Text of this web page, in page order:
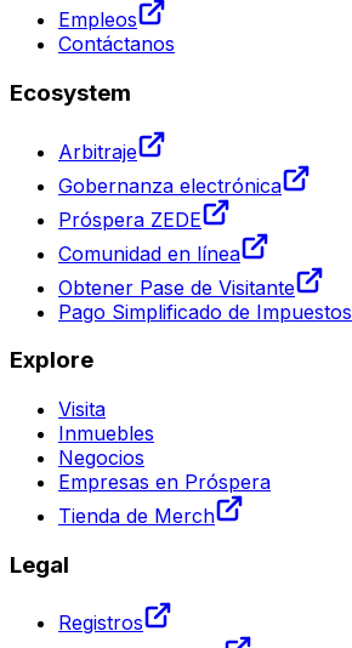
Empleos
Contáctanos
Ecosystem
Arbitraje
Gobernanza electrónica
Próspera ZEDE
Comunidad en línea
Obtener Pase de Visitante
Pago Simplificado de Impuestos
Explore
Visita
Inmuebles
Negocios
Empresas en Próspera
Tienda de Merch
Legal
Registros